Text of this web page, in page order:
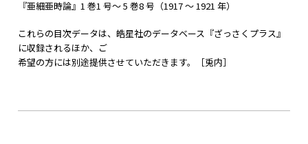
『亜細亜時論』1 巻1 号～ 5 巻8 号（1917 ～ 1921 年）
これらの目次データは、皓星社のデータベース『ざっさくプラス』
に収録されるほか、ご
希望の方には別途提供させていただきます。［兎内］